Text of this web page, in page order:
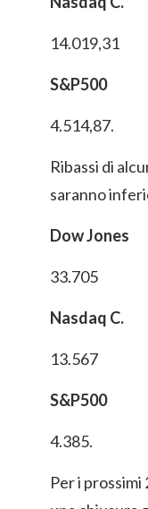
14.019,31
S&P500
4.514,87.
Ribassi di
saranno
Dow Jones
33.705
Nasdaq C.
13.567
S&P500
4.385.
Per i